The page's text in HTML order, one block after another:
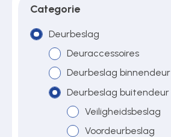
Over ons
Contact
Categorie
Deurbeslag
Deuraccessoires
Deurbeslag binnendeur
Deurbeslag buitendeur
Veiligheidsbeslag
Voordeurbeslag